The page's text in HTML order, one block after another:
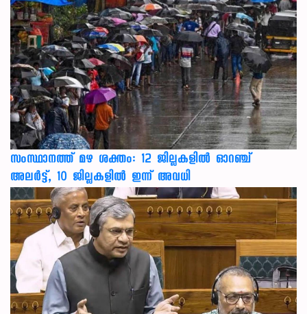
സംസ്ഥാനത്ത് മഴ ശക്തം: 12 ജില്ലകളിൽ ഓറഞ്ച്
അലർട്ട്, 10 ജില്ലകളിൽ ഇന്ന് അവധി